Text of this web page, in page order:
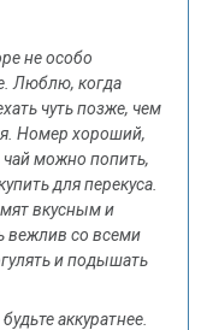
не особо
Люблю, когда
чуть позже, чем
Номер хороший,
можно попить,
для перекуса.
вкусным и
вежлив со всеми
и подышать
аккуратнее.